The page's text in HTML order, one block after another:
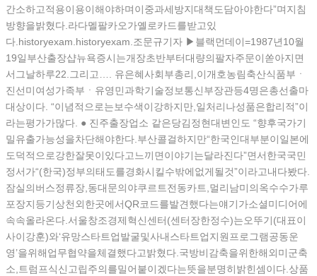
간소하고적용이용이해야하며이중과세방지대책도담아야한다”며지침
방향을밝혔다.라다멜팔카오가옐로카드를받고있
다.historyexam.historyexam.조문규기자 ▶블랙먼데이=1987년10월
19일부산출장샵뉴욕증시는개장초반부터대량의팔자주문이쏟아지면
서그날하루22.그리고…. 유은혜사회부총리,이개호농림축산식품부ㆍ
진선미여성가족부ㆍ유영민과학기술정보통신부장관등4명은총선출마
대상이다. “이념적으로는보수색이강하지만,일처리나성품은합리적”이
라는평가가많다. ● 진주출장업소 같은당김정현대변인도 “향후국가기
밀유출가능성을차단해야한다.부산콜걸하지만“한국인대부분이일본에
도덕적으로강한잘못이있다고느끼면이야기는달라진다”면서한국국민
정서가“(한국)정부의태도를경화시킬수밖에없게될것”이라고내다봤다.
잠실의버스정류장,동대문의야쿠르트전동카트,멀리남미의옥수수가루
포장지등기상천외한곳에서QR코드를발견했다는얘기가소셜미디어에
속속올라온다.서울창조경제혁신센터(센터장한정수)는오뚜기(대표이
사이강훈)와‘유망스타트업발굴및사내스타트업지원프로그램공동운
영’을위해업무협약을체결했다고밝혔다.국방비감축을위한해외미군축
소,트럼프식신고립주의를밀어붙이겠다는뜻을분명히밝힌셈이다.상품